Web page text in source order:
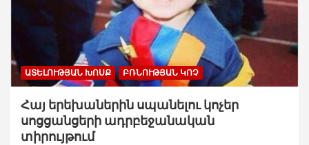
ԱՏԵԼՈՒԹՅԱՆ ԽՈՍՔ ԲՌՆՈՒԹՅԱՆ ԿՈՉ
Հայ երեխաներին սպանելու կոչեր
սոցցանցերի ադրբեջանական
տիրույթում